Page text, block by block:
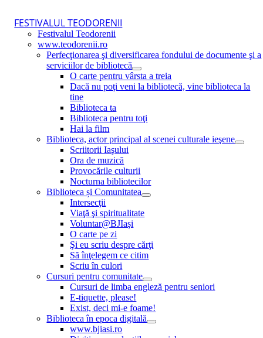
FESTIVALUL TEODORENII
Festivalul Teodorenii
www.teodorenii.ro
Perfecţionarea şi diversificarea fondului de documente şi a
serviciilor de bibliotecă
O carte pentru vârsta a treia
Dacă nu poţi veni la bibliotecă, vine biblioteca la
tine
Biblioteca ta
Biblioteca pentru toţi
Hai la film
Biblioteca, actor principal al scenei culturale ieşene
Scriitorii Iaşului
Ora de muzică
Provocările culturii
Nocturna bibliotecilor
Biblioteca și Comunitatea
Intersecţii
Viaţă şi spiritualitate
Voluntar@BJIaşi
O carte pe zi
Şi eu scriu despre cărţi
Să înţelegem ce citim
Scriu în culori
Cursuri pentru comunitate
Cursuri de limba engleză pentru seniori
E-tiquette, please!
Exist, deci mi-e foame!
Biblioteca în epoca digitală
www.bjiasi.ro